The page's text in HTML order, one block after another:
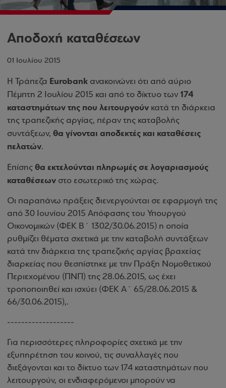
Αποδοχή καταθέσεων
01 Ιουλίου 2015
H Τράπεζα Eurobank ανακοινώνει ότι από αύριο
Πέμπτη 2 Ιουλίου 2015 και από το δίκτυο των 174
καταστημάτων της που λειτουργούν κατά τη διάρκεια
της τραπεζικής αργίας, πέραν της καταβολής
συντάξεων, θα γίνονται αποδεκτές και καταθέσεις
πελατών.
Επίσης θα εκτελούνται πληρωμές σε λογαριασμούς
καταθέσεων στο εσωτερικό της χώρας.
Οι παραπάνω πράξεις διενεργούνται σε εφαρμογή της
από 30 Ιουνίου 2015 Απόφασης του Υπουργού
Οικονομικών (ΦΕΚ Β΄ 1302/30.06.2015) η οποία
ρυθμίζει θέματα σχετικά με την καταβολή συντάξεων
κατά την διάρκεια της τραπεζικής αργίας βραχείας
διαρκείας που θεσπίστηκε με την Πράξη Νομοθετικού
Περιεχομένου (ΠΝΠ) της 28.06.2015, ως έχει
τροποποιηθεί και ισχύει (ΦΕΚ Α΄ 65/28.06.2015 &
66/30.06.2015),.
-------------------
Για περισσότερες πληροφορίες σχετικά με την
εξυπηρέτηση του κοινού, τις συναλλαγές που
διεξάγονται και το δίκτυο των 174 καταστημάτων που
λειτουργούν, οι ενδιαφερόμενοι μπορούν να